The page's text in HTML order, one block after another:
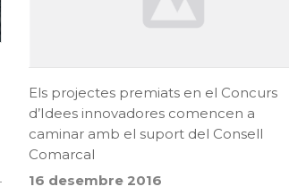
Els projectes premiats en el Concurs
d’Idees innovadores comencen a
caminar amb el suport del Consell
Comarcal
16 desembre 2016